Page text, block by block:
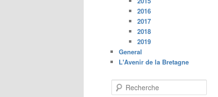
2016
2017
2018
2019
General
L'Avenir de la Bretagne
e